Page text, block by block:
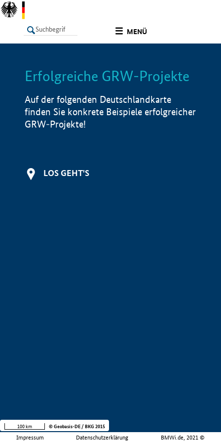
MENÜ
LISTE Info
Erfolgreiche GRW-Projekte
Auf der folgenden Deutschlandkarte
finden Sie konkrete Beispiele erfolgreicher
GRW-Projekte!
LOS GEHT'S
Impressum Datenschutzerklärung BMWi.de, 2021 ©
100 km © Geobasis-DE / BKG 2015